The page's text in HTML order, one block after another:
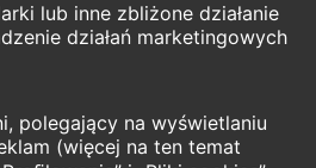
lub inne zbliżone działanie
działań marketingowych
polegający na wyświetlaniu
(więcej na ten temat